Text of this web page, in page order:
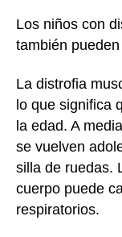
Los niños con
también
La distrofia
lo que significa
la edad. A
se vuelven
silla de ruedas.
cuerpo puede
respiratorios.